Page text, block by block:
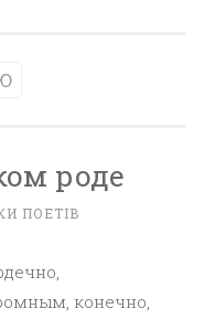
роде
ПОЕТІВ
конечно,